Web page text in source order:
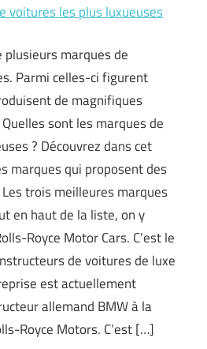
voitures les plus luxueuses
marques de
Parmi celles-ci figurent
de magnifiques
sont les marques de
? Découvrez dans cet
marques qui proposent des
trois meilleures marques
en haut de la liste, on y
Royce Motor Cars. C’est le
de voitures de luxe
est actuellement
allemand BMW à la
Royce Motors. C’est […]